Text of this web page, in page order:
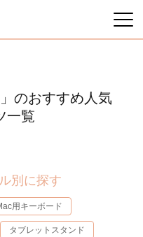
のおすすめ人気
一覧
別に探す
用キーボード
タブレットスタンド